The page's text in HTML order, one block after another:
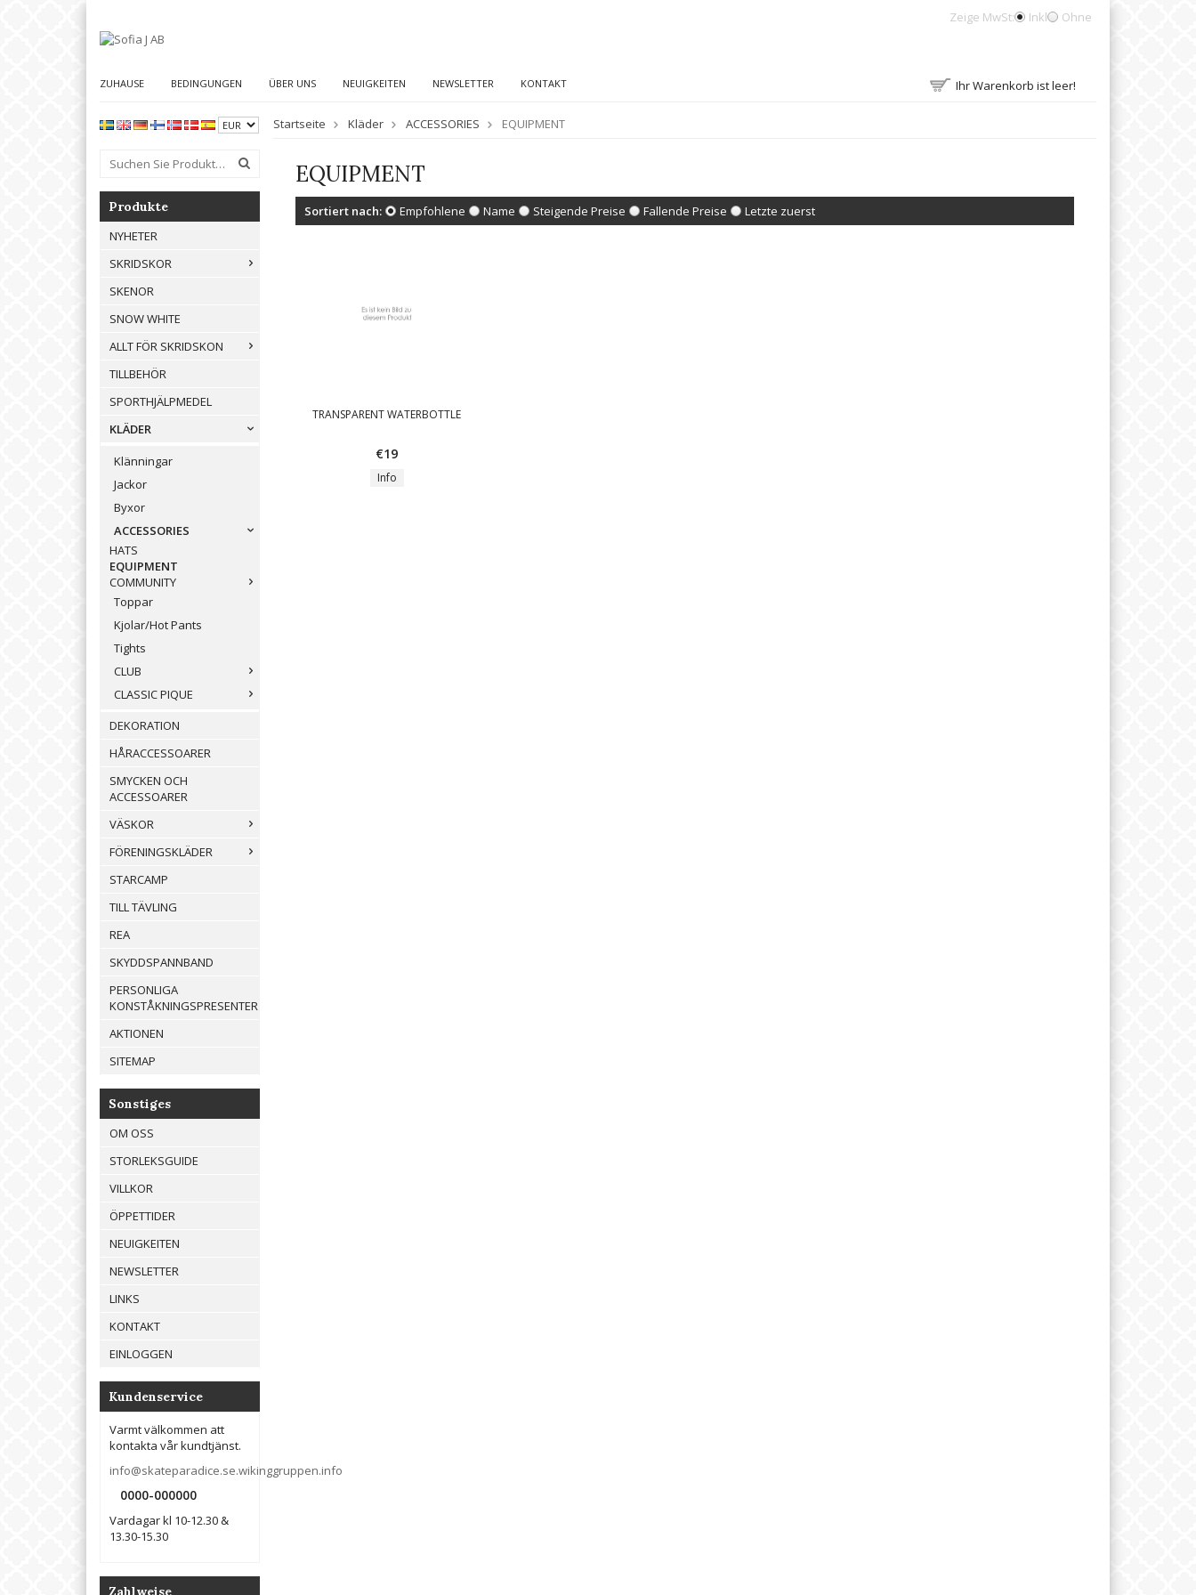
Zeige MwSt: Inkl Ohne
ZUHAUSE BEDINGUNGEN ÜBER UNS NEUIGKEITEN NEWSLETTER KONTAKT Ihr Warenkorb ist leer!
Produkte
NYHETER
SKRIDSKOR
SKENOR
SNOW WHITE
ALLT FÖR SKRIDSKON
TILLBEHÖR
SPORTHJÄLPMEDEL
KLÄDER
Klänningar
Jackor
Byxor
ACCESSORIES
HATS
EQUIPMENT
COMMUNITY
Toppar
Kjolar/Hot Pants
Tights
CLUB
CLASSIC PIQUE
DEKORATION
HÅRACCESSOARER
SMYCKEN OCH
ACCESSOARER
VÄSKOR
FÖRENINGSKLÄDER
STARCAMP
TILL TÄVLING
REA
SKYDDSPANNBAND
PERSONLIGA
KONSTÅKNINGSPRESENTER
AKTIONEN
SITEMAP
Sonstiges
OM OSS
STORLEKSGUIDE
VILLKOR
ÖPPETTIDER
NEUIGKEITEN
NEWSLETTER
LINKS
KONTAKT
EINLOGGEN
Kundenservice
Varmt välkommen att
kontakta vår kundtjänst.
info@skateparadice.se.wikinggruppen.info
0000-000000
Vardagar kl 10-12.30 &
13.30-15.30
Zahlweise
Startseite Kläder ACCESSORIES EQUIPMENT
EQUIPMENT
Sortiert nach: Empfohlene Name Steigende Preise Fallende Preise Letzte zuerst
TRANSPARENT WATERBOTTLE
€19
Info